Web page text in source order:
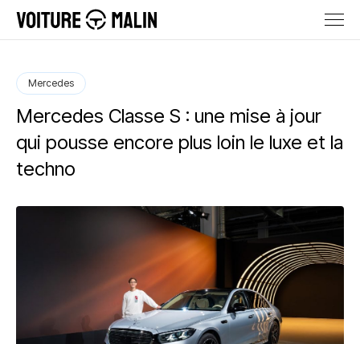
Mercedes
Mercedes Classe S : une mise à jour
qui pousse encore plus loin le luxe et la
techno